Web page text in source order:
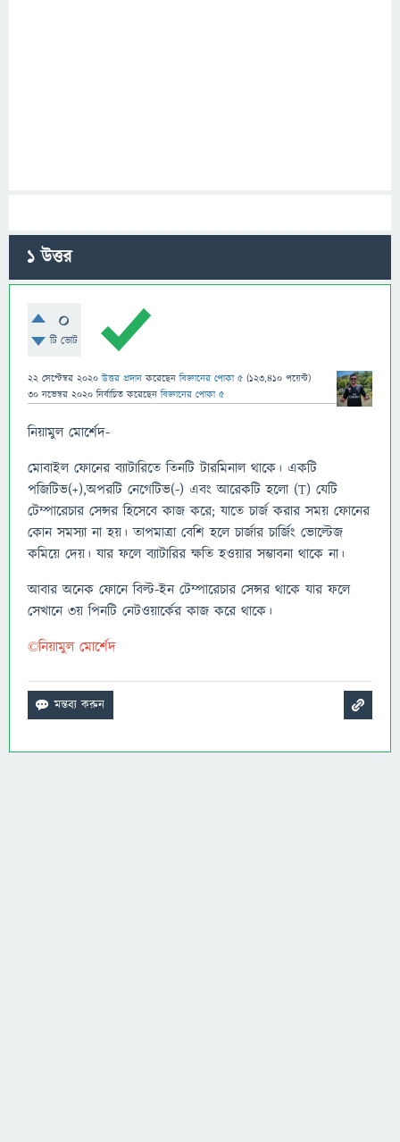
1উত্তর
0
টি ভোট
22 সেপ্টেম্বর 2020 উত্তর প্রদান করেছেনবিজ্ঞানের পোকা ৫ (123,410 পয়েন্ট)
30 নভেম্বর 2020 নির্বাচিত করেছেনবিজ্ঞানের পোকা ৫
নিয়ামুল মোর্শেদ-
মোবাইল ফোনের ব্যাটারিতে তিনটি টারমিনাল থাকে। একটি
পজিটিভ(+),অপরটি নেগেটিভ(-) এবং আরেকটি হলো (T) যেটি
টেম্পারেচার সেন্সর হিসেবে কাজ করে; যাতে চার্জ করার সময় ফোনের
কোন সমস্যা না হয়। তাপমাত্রা বেশি হলে চার্জার চার্জিং ভোল্টেজ
কমিয়ে দেয়। যার ফলে ব্যাটারির ক্ষতি হওয়ার সম্ভাবনা থাকে না।
আবার অনেক ফোনে বিল্ট-ইন টেম্পারেচার সেন্সর থাকে যার ফলে
সেখানে ৩য় পিনটি নেটওয়ার্কের কাজ করে থাকে।
©নিয়ামুল মোর্শেদ